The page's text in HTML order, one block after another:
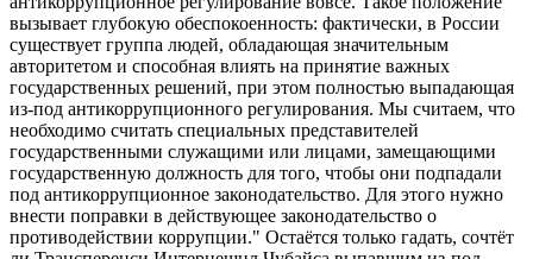
вызывает глубокую обеспокоенность: фактически, в России
существует группа людей, обладающая значительным
авторитетом и способная влиять на принятие важных
государственных решений, при этом полностью выпадающая
из-​под антикоррупционного регулирования. Мы считаем, что
необходимо считать специальных представителей
государственными служащими или лицами, замещающими
государственную должность для того, чтобы они подпадали
под антикоррупционное законодательство. Для этого нужно
внести поправки в действующее законодательство о
противодействии коррупции." Остаётся только гадать, сочтёт